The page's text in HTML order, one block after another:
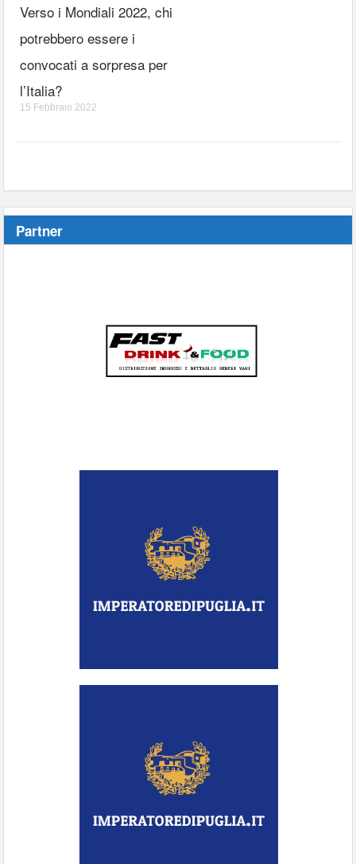
Verso i Mondiali 2022, chi
potrebbero essere i
convocati a sorpresa per
l’Italia?
15 Febbraio 2022
Partner